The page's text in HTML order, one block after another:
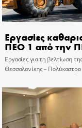
Εργασίες
ΠΕΟ 1 από την
Εργασίες για τη βελτίωση
Θεσσαλονίκης –